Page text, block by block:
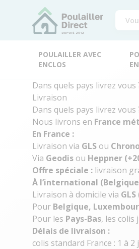
POULAILLER AVEC
ENCLOS
Dans quels pays livrez vous
Livraison
Dans quels pays livrez vous
Nous livrons en France
En France :
Livraison via GLS ou
Via Geodis ou Heppner
Offre spéciale : livraison
À l’international
Livraison à domicile via GLS
Pour Belgique,
Pour les Pays-Bas, les colis
Délais de livraison :
colis standard France : 1 à